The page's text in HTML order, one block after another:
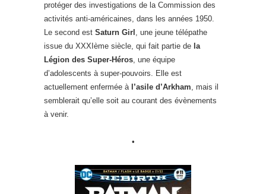
protéger des investigations de la Commission des
activités anti-américaines, dans les années 1950.
Le second est Saturn Girl , une jeune télépathe
issue du XXXIème siècle, qui fait partie de la
Légion des Super-Héros, une équipe
d’adolescents à super-pouvoirs. Elle est
actuellement enfermée à l’asile d’Arkham, mais il
semblerait qu’elle soit au courant des évènements
à venir.
•